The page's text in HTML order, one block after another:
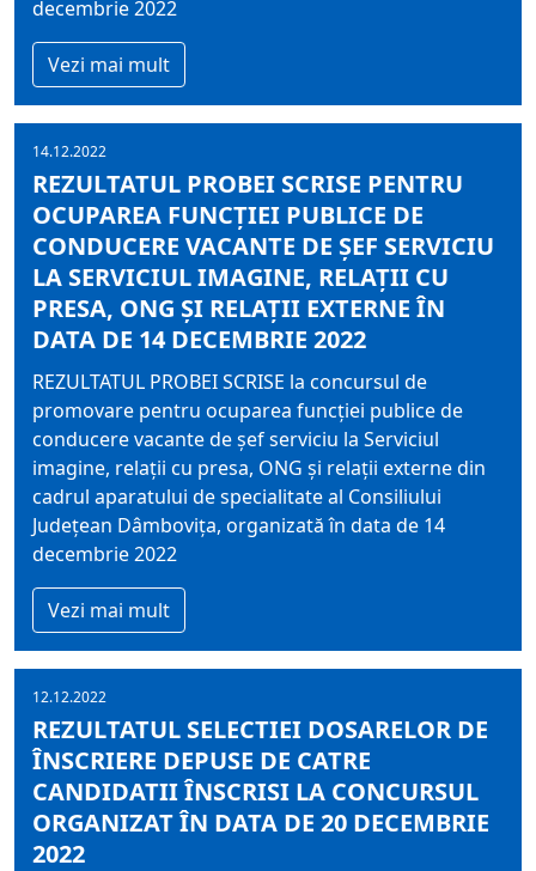
decembrie 2022
Vezi mai mult
14.12.2022
REZULTATUL PROBEI SCRISE PENTRU
OCUPAREA FUNCŢIEI PUBLICE DE
CONDUCERE VACANTE DE ŞEF SERVICIU
LA SERVICIUL IMAGINE, RELAŢII CU
PRESA, ONG ŞI RELAŢII EXTERNE ÎN
DATA DE 14 DECEMBRIE 2022
REZULTATUL PROBEI SCRISE la concursul de
promovare pentru ocuparea funcţiei publice de
conducere vacante de şef serviciu la Serviciul
imagine, relaţii cu presa, ONG şi relaţii externe din
cadrul aparatului de specialitate al Consiliului
Judeţean Dâmboviţa, organizată în data de 14
decembrie 2022
Vezi mai mult
12.12.2022
REZULTATUL SELECTIEI DOSARELOR DE
ÎNSCRIERE DEPUSE DE CATRE
CANDIDATII ÎNSCRISI LA CONCURSUL
ORGANIZAT ÎN DATA DE 20 DECEMBRIE
2022